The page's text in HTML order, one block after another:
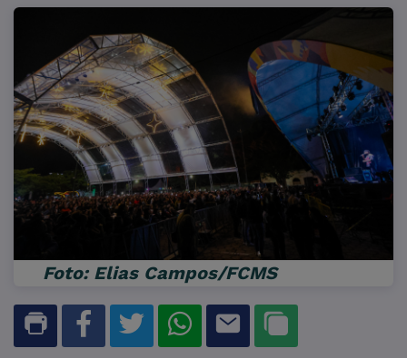
Foto: Elias Campos/FCMS